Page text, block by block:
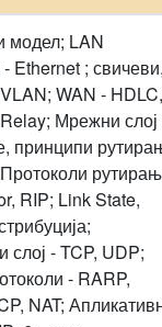
модел; LAN
- Ethernet ;
WAN -
Мрежни слој
принципи
RIP; Link State,
слој - TCP, UDP;
- RARP,
NAT;